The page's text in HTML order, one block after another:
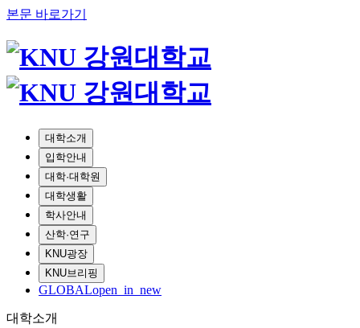
본문 바로가기
대학소개
입학안내
대학·대학원
대학생활
학사안내
산학·연구
KNU광장
KNU브리핑
GLOBALopen_in_new
대학소개